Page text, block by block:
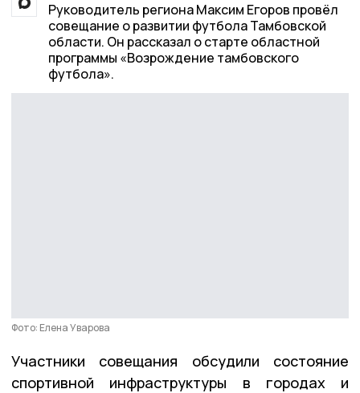
Руководитель региона Максим Егоров провёл
совещание о развитии футбола Тамбовской
области. Он рассказал о старте областной
программы «Возрождение тамбовского
футбола».
Фото: Елена Уварова
Участники совещания обсудили состояние
спортивной инфраструктуры в городах и